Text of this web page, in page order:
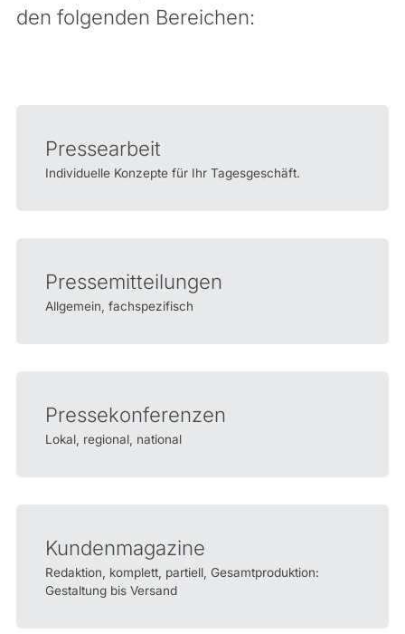
den folgenden Bereichen:
Pressearbeit
Individuelle Konzepte für Ihr Tagesgeschäft.
Pressemitteilungen
Allgemein, fachspezifisch
Pressekonferenzen
Lokal, regional, national
Kundenmagazine
Redaktion, komplett, partiell, Gesamtproduktion:
Gestaltung bis Versand